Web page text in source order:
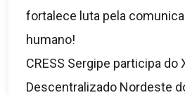
fortalece luta pela
humano!
CRESS Sergipe participa do
Descentralizado Nordeste